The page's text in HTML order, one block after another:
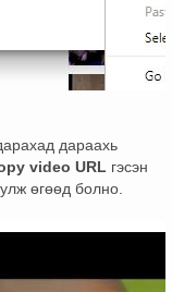
дараахь
video URL гэсэн
өгөөд болно.